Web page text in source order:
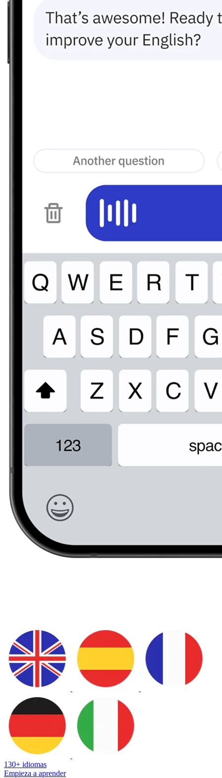
130+ idiomas
Empieza a aprender